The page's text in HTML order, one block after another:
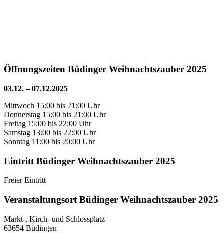
Öffnungszeiten Büdinger Weihnachtszauber 2025
03.12. – 07.12.2025
Mittwoch 15:00 bis 21:00 Uhr
Donnerstag 15:00 bis 21:00 Uhr
Freitag 15:00 bis 22:00 Uhr
Samstag 13:00 bis 22:00 Uhr
Sonntag 11:00 bis 20:00 Uhr
Eintritt Büdinger Weihnachtszauber 2025
Freier Eintritt
Veranstaltungsort Büdinger Weihnachtszauber 2025
Markt-, Kirch- und Schlossplatz
63654 Büdingen